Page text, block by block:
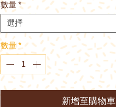
數量 *
選擇
數量 *
新增至購物車